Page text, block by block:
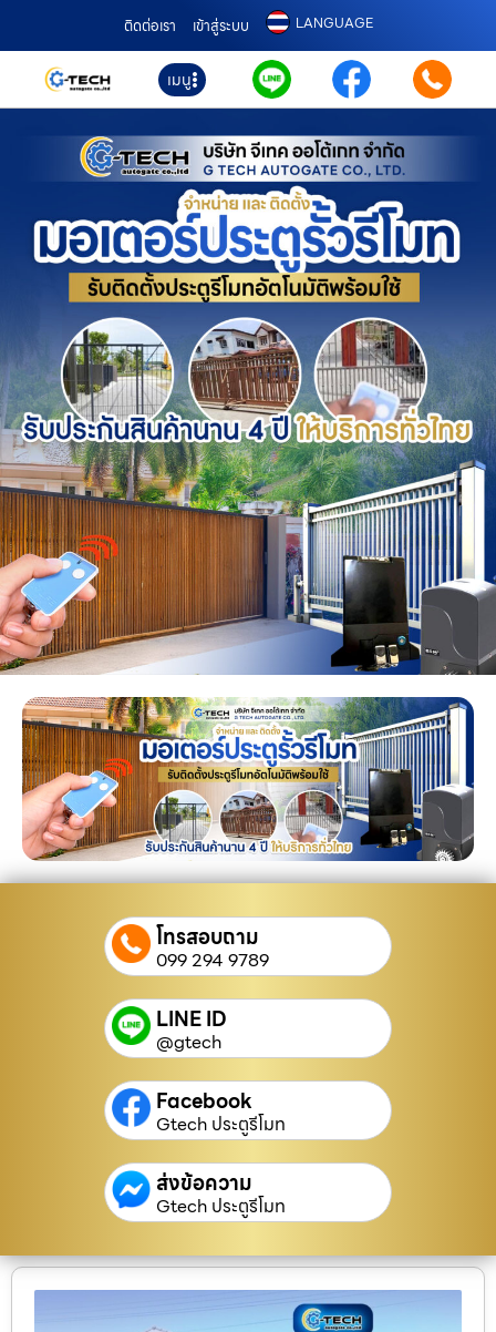
ติดต่อเรา เข้าสู่ระบบ LANGUAGE
เมนู
โทรสอบถาม
099 294 9789
LINE ID
@gtech
Facebook
Gtech ประตูรีโมท
ส่งข้อความ
Gtech ประตูรีโมท